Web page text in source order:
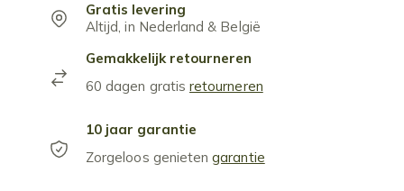
Gratis levering
Altijd, in Nederland & België
Gemakkelijk retourneren
60 dagen gratisretourneren
10 jaar garantie
Zorgeloos genietengarantie